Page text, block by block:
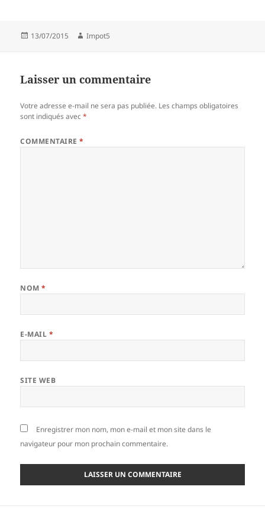
Publié
13/07/2015 Auteur
Impot5
Laisser un commentaire
Votre adresse e-mail ne sera pas publiée. Les champs obligatoires
sont indiqués avec*
COMMENTAIRE*
NOM*
E-MAIL *
SITE WEB
Enregistrer mon nom, mon e-mail et mon site dans le
navigateur pour mon prochain commentaire.